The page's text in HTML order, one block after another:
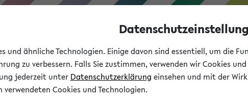
Studium
Datenschutzeinstellung
und ähnliche Technologien. Einige davon sind essentiell, um die
zu verbessern. Falls Sie zustimmen, verwenden wir Cookies
jederzeit unter Datenschutzerklärung einsehen und mit der
Cookies und Technologien.